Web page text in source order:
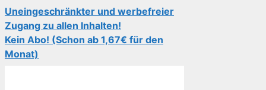
Uneingeschränkter und werbefreier
Zugang zu allen Inhalten!
Kein Abo! (Schon ab 1,67€ für den
Monat)